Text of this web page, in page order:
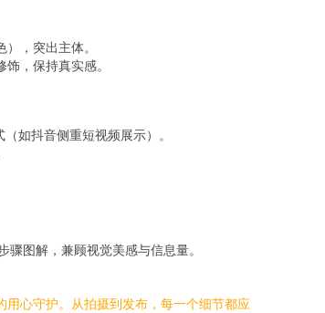
，突出主体。
，保持真实感。
如抖音侧重短视频展示）。
图解，兼顾视觉美感与信息量。
心守护。从拍摄到发布，每一个细节都应